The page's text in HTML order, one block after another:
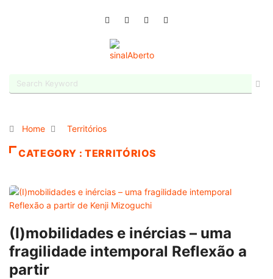
Home Territórios
CATEGORY : TERRITÓRIOS
(I)mobilidades e inércias – uma
fragilidade intemporal Reflexão a
partir